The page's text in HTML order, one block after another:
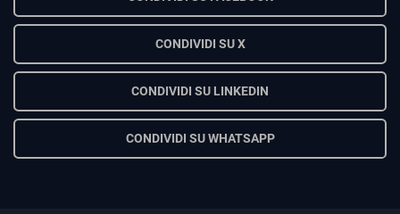
CONDIVIDI SU X
CONDIVIDI SU LINKEDIN
CONDIVIDI SU WHATSAPP